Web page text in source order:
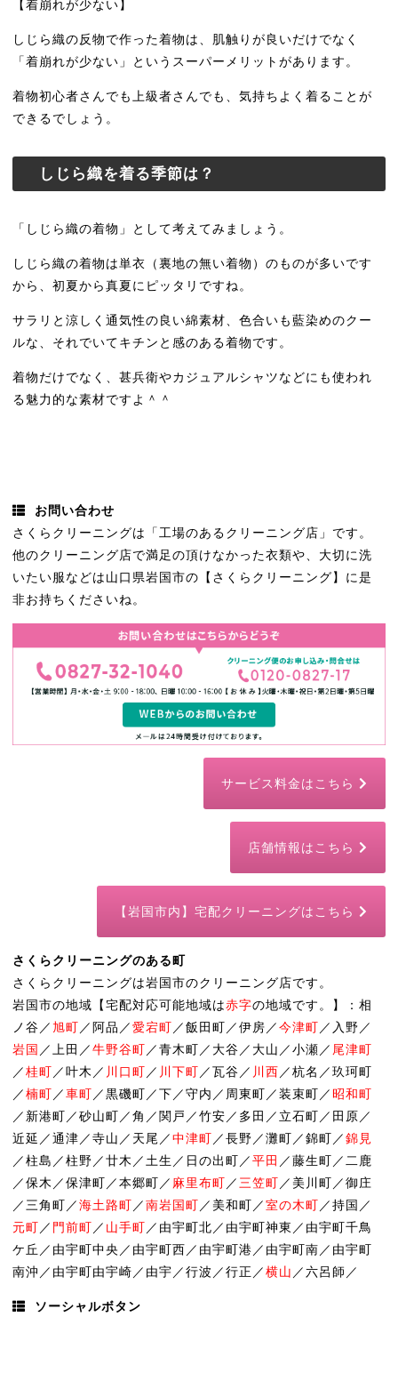
【着崩れが少ない】
しじら織の反物で作った着物は、肌触りが良いだけでなく
「着崩れが少ない」というスーパーメリットがあります。
着物初心者さんでも上級者さんでも、気持ちよく着ることが
できるでしょう。
しじら織を着る季節は？
「しじら織の着物」として考えてみましょう。
しじら織の着物は単衣（裏地の無い着物）のものが多いです
から、初夏から真夏にピッタリですね。
サラリと涼しく通気性の良い綿素材、色合いも藍染めのクー
ルな、それでいてキチンと感のある着物です。
着物だけでなく、甚兵衛やカジュアルシャツなどにも使われ
る魅力的な素材ですよ＾＾
お問い合わせ
さくらクリーニングは「工場のあるクリーニング店」です。
他のクリーニング店で満足の頂けなかった衣類や、大切に洗
いたい服などは山口県岩国市の【さくらクリーニング】に是
非お持ちくださいね。
サービス料金はこちら
店舗情報はこちら
【岩国市内】宅配クリーニングはこちら
さくらクリーニングのある町
さくらクリーニングは岩国市のクリーニング店です。
岩国市の地域【宅配対応可能地域は赤字の地域です。】：相
ノ谷／旭町／阿品／愛宕町／飯田町／伊房／今津町／入野／
岩国 ／上田／牛野谷町／青木町／大谷／大山／小瀬／ 尾津町
／桂町／叶木／ 川口町／ 川下町／瓦谷／ 川西／杭名／玖珂町
／楠町／車町／黒磯町／下／守内／周東町／装束町／ 昭和町
／新港町／砂山町／角／関戸／竹安／多田／立石町／田原／
近延／通津／寺山／天尾／中津町／長野／灘町／錦町／錦見
／柱島／柱野／廿木／土生／日の出町／平田 ／藤生町／二鹿
／保木／保津町／本郷町／ 麻里布町／三笠町／美川町／御庄
／三角町／海土路町／南岩国町／美和町／室の木町／持国／
元町／ 門前町／ 山手町／由宇町北／由宇町神東／由宇町千鳥
ケ丘／由宇町中央／由宇町西／由宇町港／由宇町南／由宇町
南沖／由宇町由宇崎／由宇／行波／行正／横山 ／六呂師／
ソーシャルボタン